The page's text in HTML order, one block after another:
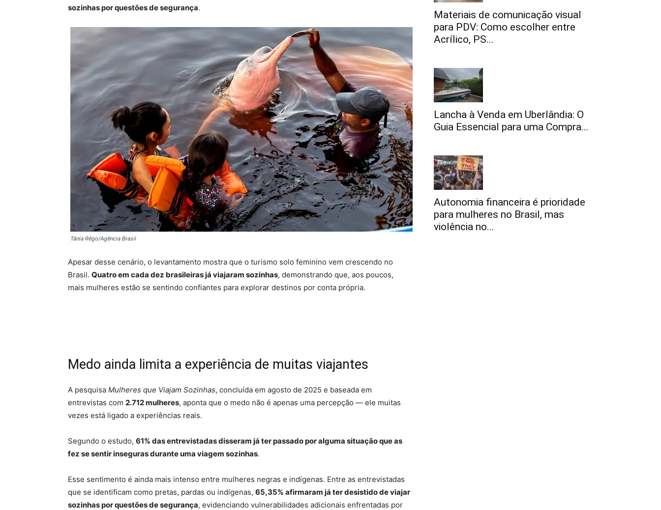
sozinhas por questões de segurança.
Tânia Rêgo/Agência Brasil
Apesar desse cenário, o levantamento mostra que o turismo solo feminino vem crescendo no
Brasil. Quatro em cada dez brasileiras já viajaram sozinhas, demonstrando que, aos poucos,
mais mulheres estão se sentindo confiantes para explorar destinos por conta própria.
Medo ainda limita a experiência de muitas viajantes
A pesquisa Mulheres que Viajam Sozinhas, concluída em agosto de 2025 e baseada em
entrevistas com 2.712 mulheres, aponta que o medo não é apenas uma percepção — ele muitas
vezes está ligado a experiências reais.
Segundo o estudo, 61% das entrevistadas disseram já ter passado por alguma situação que as
fez se sentir inseguras durante uma viagem sozinhas.
Esse sentimento é ainda mais intenso entre mulheres negras e indígenas. Entre as entrevistadas
que se identificam como pretas, pardas ou indígenas, 65,35% afirmaram já ter desistido de viajar
sozinhas por questões de segurança, evidenciando vulnerabilidades adicionais enfrentadas por
Materiais de comunicação visual
para PDV: Como escolher entre
Acrílico, PS...
Lancha à Venda em Uberlândia: O
Guia Essencial para uma Compra...
Autonomia financeira é prioridade
para mulheres no Brasil, mas
violência no...